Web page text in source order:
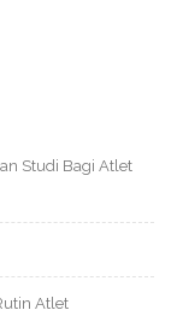
Studi Bagi Atlet
Atlet